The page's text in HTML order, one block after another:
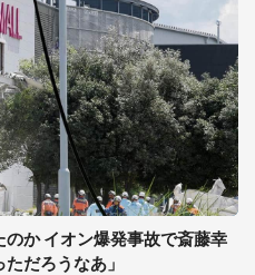
か イオン爆発事故で斎藤幸
だろうなあ」